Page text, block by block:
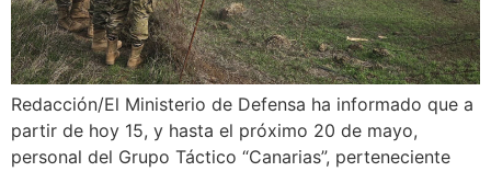
Redacción/El Ministerio de Defensa ha informado que a
partir de hoy 15, y hasta el próximo 20 de mayo,
personal del Grupo Táctico “Canarias”, perteneciente